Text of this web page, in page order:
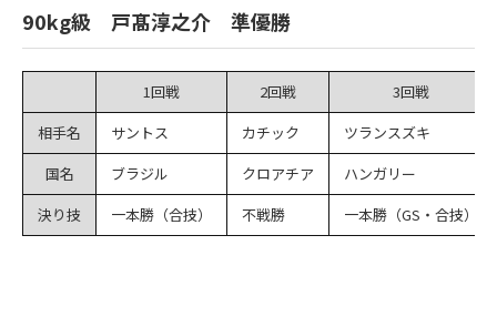
90kg級 戸髙淳之介 準優勝
1回戦 2回戦
3回戦
相手名
サントス カチック
ツランスズキ
国名
ブラジル クロアチア
ハンガリー
決り技
一本勝（合技） 不戦勝 一本勝（GS・合技）